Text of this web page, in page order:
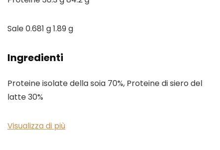
Sale 0.681 g 1.89 g
Ingredienti
Proteine isolate della soia 70%, Proteine di siero del
latte 30%
Visualizza di più